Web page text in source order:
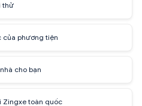
thử
của phương tiện
cho bạn
Zingxe toàn quốc